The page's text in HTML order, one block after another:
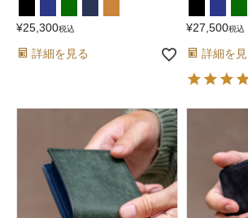
¥25,300税込
詳細を見る
¥27,500税込
詳細を見